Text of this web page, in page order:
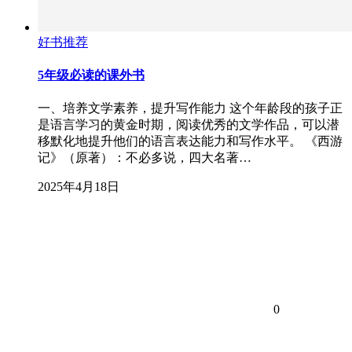
好书推荐
5年级必读的课外书
一、培养文学素养，提升写作能力 这个年龄段的孩子正
是语言学习的黄金时期，阅读优秀的文学作品，可以潜
移默化地提升他们的语言表达能力和写作水平。 《西游
记》（原著）：不必多说，四大名著…
2025年4月18日
0